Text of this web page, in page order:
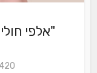
"אלפי